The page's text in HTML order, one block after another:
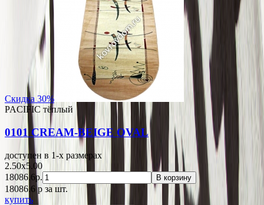
Скидка 30%
PACIFIC тёплый
0101 CREAM-BEIGE OVAL
доступен в 1-x размерах
2.50x5.00
18086.6р.
В корзину
18086.6 p за шт.
купить